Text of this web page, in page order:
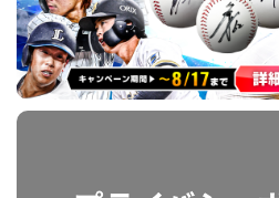
動画を検索（選手・チーム